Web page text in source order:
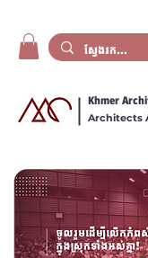
Khmer
Architects